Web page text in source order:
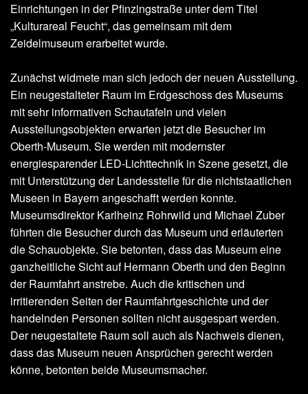
Einrichtungen in der Pfinzingstraße unter dem Titel
„Kulturareal Feucht“, das gemeinsam mit dem
Zeidelmuseum erarbeitet wurde.
Zunächst widmete man sich jedoch der neuen Ausstellung.
Ein neugestalteter Raum im Erdgeschoss des Museums
mit sehr informativen Schautafeln und vielen
Ausstellungsobjekten erwarten jetzt die Besucher im
Oberth-Museum. Sie werden mit modernster
energiesparender LED-Lichttechnik in Szene gesetzt, die
mit Unterstützung der Landesstelle für die nichtstaatlichen
Museen in Bayern angeschafft werden konnte.
Museumsdirektor Karlheinz Rohrwild und Michael Zuber
führten die Besucher durch das Museum und erläuterten
die Schauobjekte. Sie betonten, dass das Museum eine
ganzheitliche Sicht auf Hermann Oberth und den Beginn
der Raumfahrt anstrebe. Auch die kritischen und
irritierenden Seiten der Raumfahrtgeschichte und der
handelnden Personen sollten nicht ausgespart werden.
Der neugestaltete Raum soll auch als Nachweis dienen,
dass das Museum neuen Ansprüchen gerecht werden
könne, betonten beide Museumsmacher.